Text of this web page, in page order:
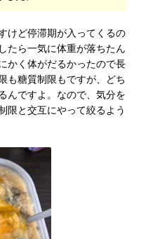
けど停滞期が入ってくるの
たら一気に体重が落ちたん
かく体がだるかったので長
も糖質制限もですが、どち
んですよ。なので、気分を
限と交互にやって絞るよう